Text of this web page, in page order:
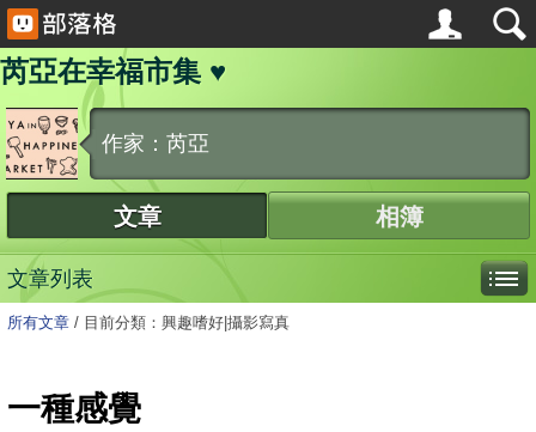
芮亞在幸福市集 ♥
作家：芮亞
文章 相簿
文章列表
所有文章 / 目前分類：興趣嗜好|攝影寫真
一種感覺